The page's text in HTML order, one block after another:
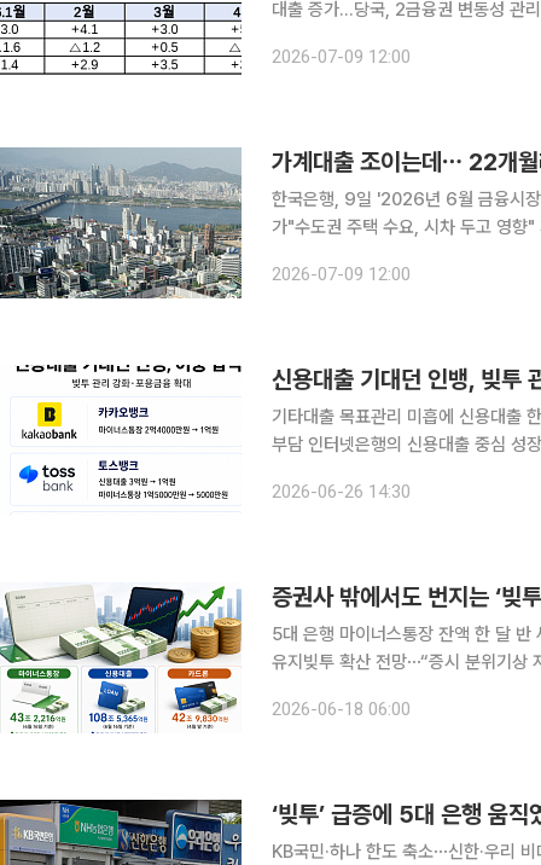
대출 증가…당국, 2금융권 변동성 관리 주문 고강도 가계대출 총량관리에도 6월 가
확대됐다. 금융위원회는 9일 정
2026-07-09 12:00
가계대출 조이는데⋯ 22개
한국은행, 9일 '2026년 6월 금융시
가"수도권 주택 수요, 시차 두고 영향" 지난달 국내 은행 가계대출 증가폭이 2024년 8월 이후 22
가 확대되면서 주택대출이 확대된 영
2026-07-09 12:00
신용대출 기대던 인뱅, 빚투
기타대출 목표관리 미흡에 신용대출
부담 인터넷은행의 신용대출 중심 성장모델이 시험대에 올랐다. 일부 인터넷은행의 기타대출 목표
면서 금융당국이 관리 강도를 높이고
2026-06-26 14:30
증권사 밖에서도 번지는 ‘빚
5대 은행 마이너스통장 잔액 한 달
유지빚투 확산 전망⋯“증시 분위기상 자금 수요 이어질 듯” 코
습이다. 증권사 신용융자 잔고가 사상
2026-06-18 06:00
‘빚투’ 급증에 5대 은행 움
KB국민·하나 한도 축소⋯신한·우리